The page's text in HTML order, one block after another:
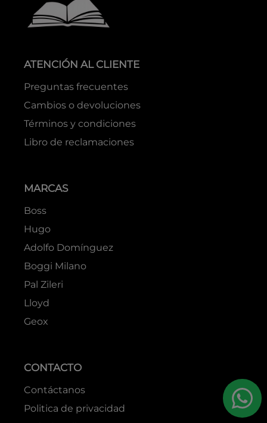
ATENCIÓN AL CLIENTE
Preguntas frecuentes
Cambios o devoluciones
Términos y condiciones
Libro de reclamaciones
MARCAS
Boss
Hugo
Adolfo Domínguez
Boggi Milano
Pal Zileri
Lloyd
Geox
CONTACTO
Contáctanos
Politica de privacidad